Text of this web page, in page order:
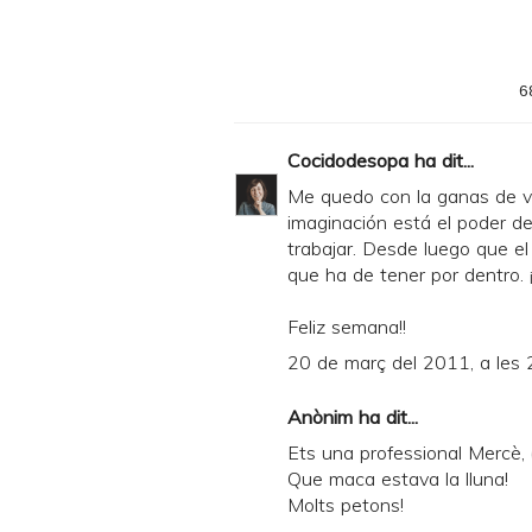
Cocidodesopa ha dit...
Me quedo con la ganas de
imaginación está el poder
trabajar. Desde luego que
que ha de tener por dentro.
Feliz semana!!
20 de març del 2011, a les
Anònim ha dit...
Ets una professional
Que maca estava la lluna!
Molts petons!